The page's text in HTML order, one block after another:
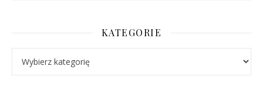
KATEGORIE